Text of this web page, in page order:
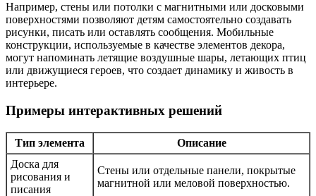
Например, стены или потолки с магнитными или досковыми
поверхностями позволяют детям самостоятельно создавать
рисунки, писать или оставлять сообщения. Мобильные
конструкции, используемые в качестве элементов декора,
могут напоминать летящие воздушные шары, летающих птиц
или движущиеся героев, что создает динамику и живость в
интерьере.
Примеры интерактивных решений
Тип элемента
Описание
Доска для
рисования и
писания
Стены или отдельные панели, покрытые
магнитной или меловой поверхностью.